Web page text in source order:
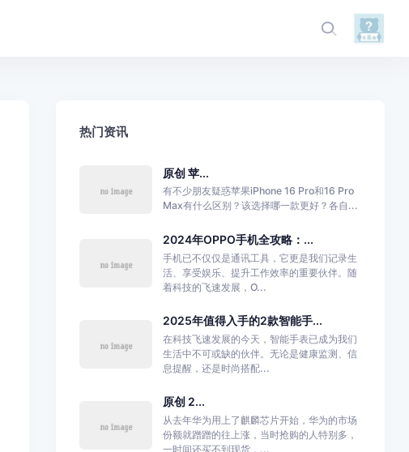
热门资讯
原创 苹...
有不少朋友疑惑苹果iPhone 16 Pro和16 Pro
Max有什么区别？该选择哪一款更好？各自...
2024年OPPO手机全攻略：...
手机已不仅仅是通讯工具，它更是我们记录生
活、享受娱乐、提升工作效率的重要伙伴。随
着科技的飞速发展，O...
2025年值得入手的2款智能手...
在科技飞速发展的今天，智能手表已成为我们
生活中不可或缺的伙伴。无论是健康监测、信
息提醒，还是时尚搭配...
原创 2...
从去年华为用上了麒麟芯片开始，华为的市场
份额就蹭蹭的往上涨，当时抢购的人特别多，
一时间还买不到现货，...